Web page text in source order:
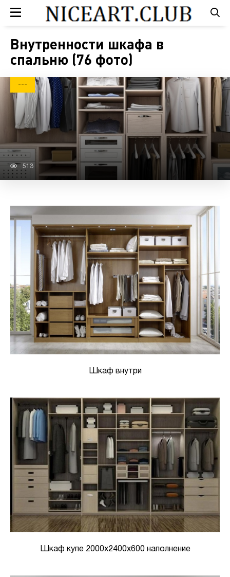
Внутренности шкафа в
спальню (76 фото)
---
513
Шкаф внутри
Шкаф купе 2000х2400х600 наполнение